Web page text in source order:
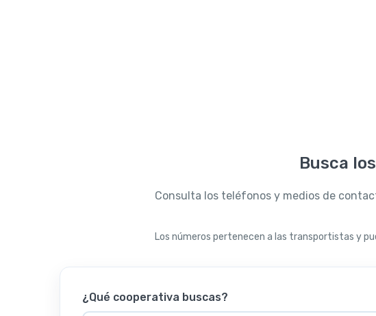
Busca
Consulta los teléfonos y medios de
Los números pertenecen a las transportistas y
¿Qué cooperativa buscas?